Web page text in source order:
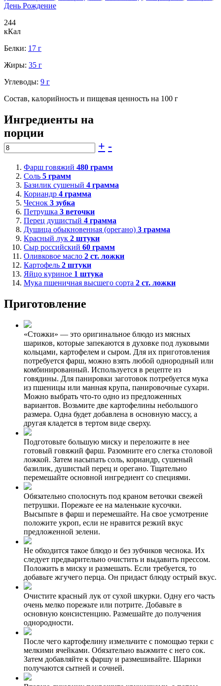
День Рождение
244
кКал
Белки: 17 г
Жиры: 35 г
Углеводы: 9 г
Состав, калорийность и пищевая ценность на 100 г
Ингредиенты на
порции
+ -
Фарш говяжий 480 грамм
Соль 5 грамм
Базилик сушеный 4 грамма
Кориандр 4 грамма
Чеснок 3 зубка
Петрушка 3 веточки
Перец душистый 4 грамма
Душица обыкновенная (орегано) 3 грамма
Красный лук 2 штуки
Сыр российский 60 грамм
Оливковое масло 2 ст. ложки
Картофель 2 штуки
Яйцо куриное 1 штука
Мука пшеничная высшего сорта 2 ст. ложки
Приготовление
«Стожки» — это оригинальное блюдо из мясных
шариков, которые запекаются в духовке под луковыми
кольцами, картофелем и сыром. Для их приготовления
потребуется фарш, можно взять любой однородный или
комбинированный. Используется в рецепте из
говядины. Для панировки заготовок потребуется мука
из пшеницы или манная крупа, панировочные сухари.
Можно выбрать что-то одно из предложенных
вариантов. Возьмите две картофелины небольшого
размера. Одна будет добавлена в основную массу, а
другая кладется в тертом виде сверху.
Подготовьте большую миску и переложите в нее
готовый говяжий фарш. Разомните его слегка столовой
ложкой. Затем насыпать соль, кориандр, сушеный
базилик, душистый перец и орегано. Тщательно
перемешайте основной ингредиент со специями.
Обязательно сполоснуть под краном веточки свежей
петрушки. Порежьте ее на маленькие кусочки.
Высыпьте в фарш и перемешайте. На свое усмотрение
положите укроп, если не нравится резкий вкус
предложенной зелени.
Не обходится такое блюдо и без зубчиков чеснока. Их
следует предварительно очистить и выдавить прессом.
Положить в миску и размешать. Если требуется, то
добавьте жгучего перца. Он придаст блюду острый вкус.
Очистите красный лук от сухой шкурки. Одну его часть
очень мелко порежьте или потрите. Добавьте в
основную консистенцию. Размешайте до получения
однородности.
После чего картофелину измельчите с помощью терки с
мелкими ячейками. Обязательно выжмите с него сок.
Затем добавляйте к фаршу и размешивайте. Шарики
получаются сытней и сочней.